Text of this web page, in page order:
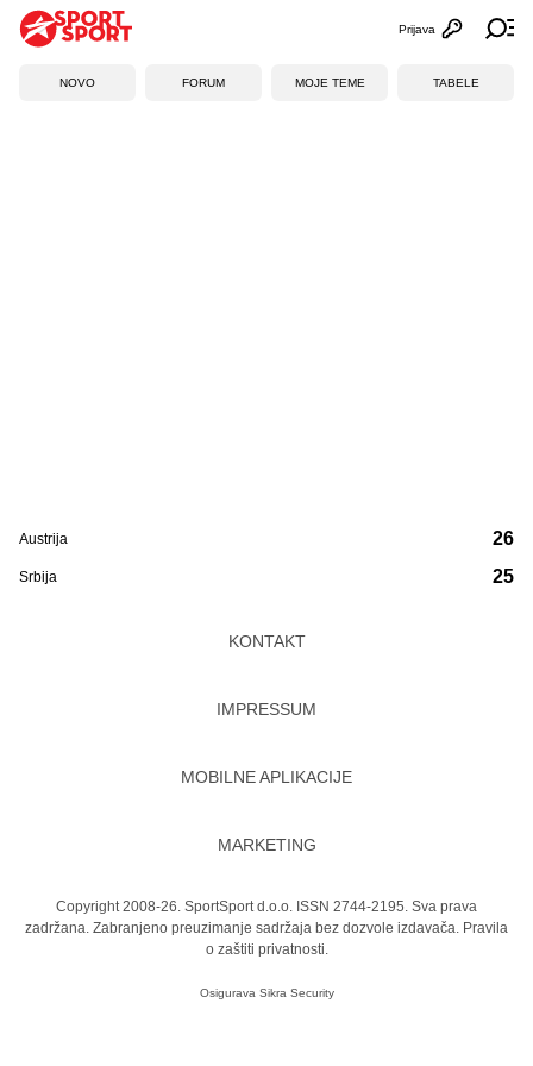
Otvori
Prijava
NOVO FORUM MOJE TEME TABELE
Austrija
Srbija
26
25
KONTAKT
IMPRESSUM
MOBILNE APLIKACIJE
MARKETING
Copyright 2008-26. SportSport d.o.o. ISSN 2744-2195. Sva prava
zadržana. Zabranjeno preuzimanje sadržaja bez dozvole izdavača. Pravila
o zaštiti privatnosti.
Osigurava Sikra Security